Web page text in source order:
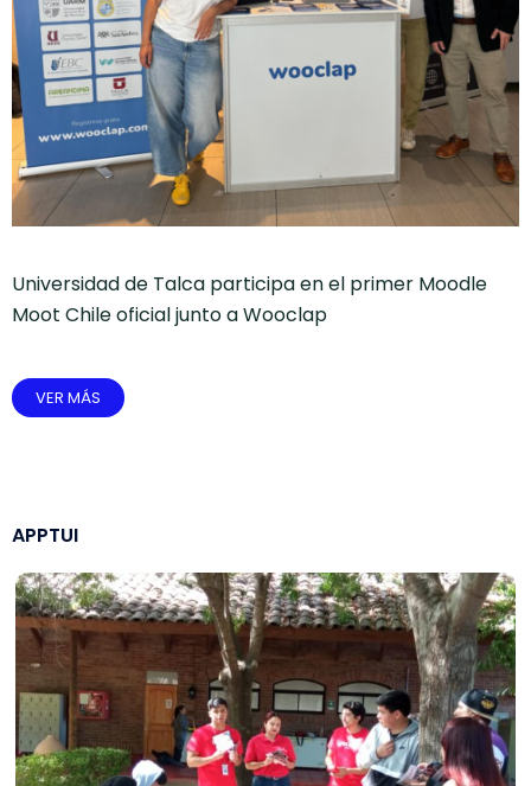
Universidad de Talca participa en el primer Moodle
Moot Chile oficial junto a Wooclap
VER MÁS
APPTUI